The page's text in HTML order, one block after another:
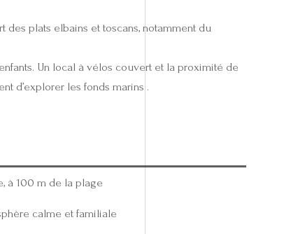
des plats elbains et toscans, notamment du
Un local à vélos couvert et la proximité de
d’explorer les fonds marins .
à 100 m de la plage
calme et familiale